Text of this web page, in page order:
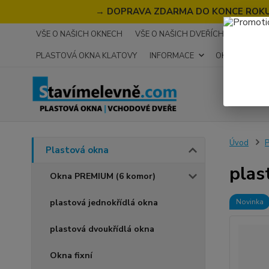
→ DOPRAVA ZDARMA DO KONCE
VŠE O NAŠICH OKNECH VŠE O NAŠICH DVEŘÍCH
PLASTOVÁ OKNA KLATOVY
INFORMACE OKNA NA
Plastová okna
Okna PREMIUM (6 komor)
plastová jednokřídlá okna
plastová dvoukřídlá okna
Okna fixní
Úvod
Novinka